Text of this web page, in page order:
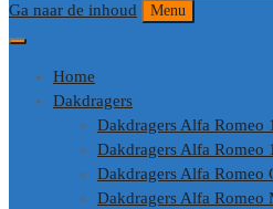
Ga naar de inhoud
Menu
Home
Dakdragers
Dakdragers Alfa Romeo
Dakdragers Alfa Romeo
Dakdragers Alfa Romeo
Dakdragers Alfa Romeo